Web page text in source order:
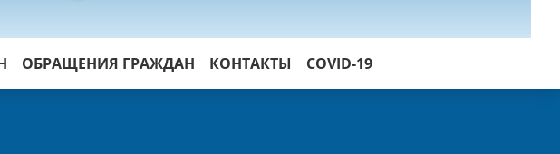
ОБРАЩЕНИЯ ГРАЖДАН КОНТАКТЫ COVID-19